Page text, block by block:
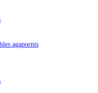
agapornis